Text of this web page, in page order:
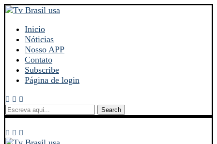
Inicio
Nóticias
Nosso APP
Contato
Subscribe
Página de login
Search